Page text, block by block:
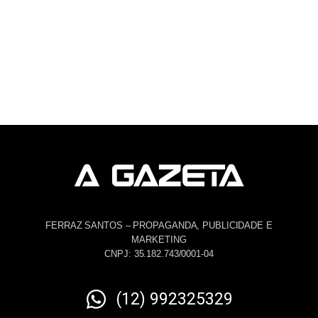
FERRAZ SANTOS – PROPAGANDA, PUBLICIDADE E
MARKETING
CNPJ: 35.182.743/0001-04
(12) 992325329